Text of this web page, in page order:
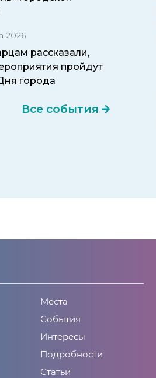
2026
рассказали,
пройдут
города
Все события
Места
События
Интересы
Подробности
Статьи